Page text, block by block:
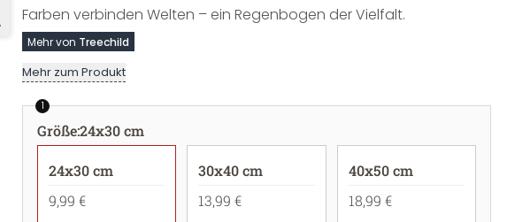
Farben verbinden Welten – ein Regenbogen der Vielfalt.
Mehr von Treechild
Mehr zum Produkt
1
Größe:24x30 cm
24x30 cm
9,99 €
30x40 cm
13,99 €
40x50 cm
18,99 €